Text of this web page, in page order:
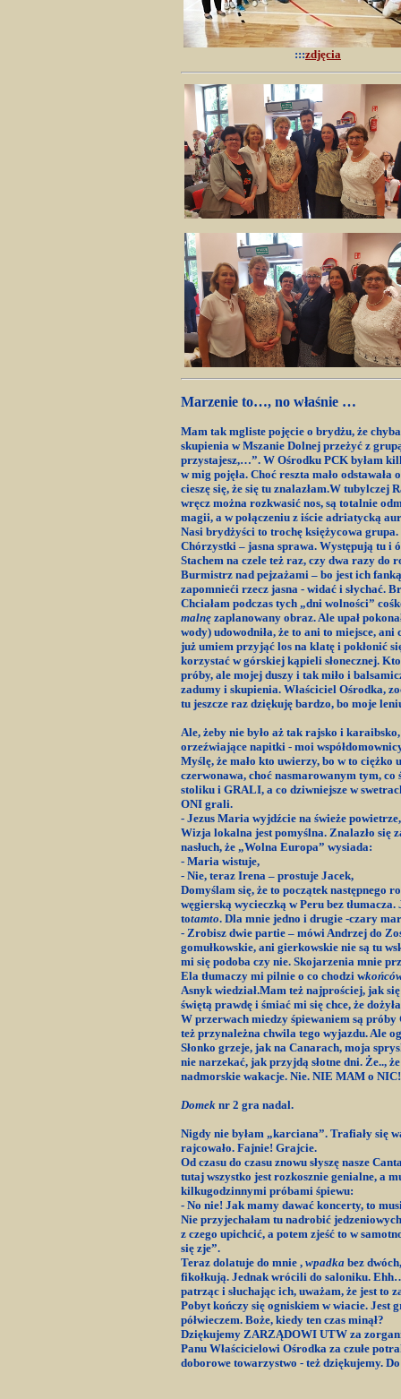
:::zdjęcia
Marzenie to…, no właśnie …
Mam tak mgliste pojęcie o brydżu, że
skupienia w Mszanie Dolnej przeżyć z
przystajesz,…”. W Ośrodku PCK byłam
w mig pojęła. Choć reszta mało
cieszę się, że się tu znalazłam.W
wręcz można rozkwasić nos, są totalnie
magii, a w połączeniu z iście adriatycką
Nasi brydżyści to trochę księżycowa
Chórzystki – jasna sprawa. Występują tu i
Stachem na czele też raz, czy dwa razy do
Burmistrz nad pejzażami – bo jest ich
zapomnieći rzecz jasna - widać i słychać.
Chciałam podczas tych „dni wolności”
malnę zaplanowany obraz. Ale upał
wody) udowodniła, że to ani to miejsce,
już umiem przyjąć los na klatę i pokłonić
korzystać w górskiej kąpieli słonecznej.
próby, ale mojej duszy i tak miło i
zadumy i skupienia. Właściciel Ośrodka,
tu jeszcze raz dziękuję bardzo, bo moje
Ale, żeby nie było aż tak rajsko i
orzeźwiające napitki - moi
Myślę, że mało kto uwierzy, bo w to
czerwonawa, choć nasmarowanym tym,
stoliku i GRALI, a co dziwniejsze w
ONI grali.
- Jezus Maria wyjdźcie na świeże
Wizja lokalna jest pomyślna. Znalazło się
nasłuch, że „Wolna Europa” wysiada:
- Maria wistuje,
- Nie, teraz Irena – prostuje Jacek,
Domyślam się, że to początek następnego
węgierską wycieczką w Peru bez
totamto. Dla mnie jedno i drugie -czary
- Zrobisz dwie partie – mówi Andrzej do
gomułkowskie, ani gierkowskie nie są tu
mi się podoba czy nie. Skojarzenia mnie
Ela tłumaczy mi pilnie o co chodzi w
Asnyk wiedział.Mam też najprościej, jak
świętą prawdę i śmiać mi się chce, że
W przerwach miedzy śpiewaniem są
też przynależna chwila tego wyjazdu. Ale
Słonko grzeje, jak na Canarach, moja
nie narzekać, jak przyjdą słotne dni. Że..,
nadmorskie wakacje. Nie. NIE MAM o
Domek nr 2 gra nadal.
Nigdy nie byłam „karciana”. Trafiały się
rajcowało. Fajnie! Grajcie.
Od czasu do czasu znowu słyszę nasze
tutaj wszystko jest rozkosznie genialne, a
kilkugodzinnymi próbami śpiewu:
- No nie! Jak mamy dawać koncerty, to
Nie przyjechałam tu nadrobić
z czego upichcić, a potem zjeść to w
się zje”.
Teraz dolatuje do mnie , wpadka bez
fikołkują. Jednak wrócili do saloniku.
patrząc i słuchając ich, uważam, że jest to
Pobyt kończy się ogniskiem w wiacie.
półwieczem. Boże, kiedy ten czas minął?
Dziękujemy ZARZĄDOWI UTW za
Panu Właścicielowi Ośrodka za czułe
doborowe towarzystwo - też dziękujemy.